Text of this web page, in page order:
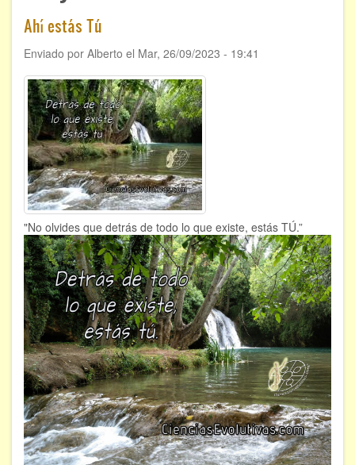
Bioenergía
Chamanismo
Flores de Bach
Hipnosis
Los cristales de cuarzo
Radiestesia
Runas
Tarot
Viaje astral
EVENTOS
FORMACIÓN
Viaje Astral, Evolución de la conciencia
Bioenergía Cuántica Evolutiva
Ahí estás Tú
Enviado por Alberto el Mar, 26/09/2023 - 19:41
"No olvides que detrás de todo lo que existe, estás TÚ.”